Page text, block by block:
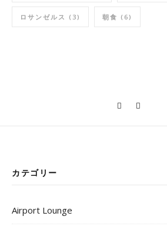
ロサンゼルス (3) 朝食 (6)
カテゴリー
Airport Lounge